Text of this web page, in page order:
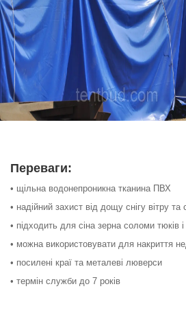
Переваги:
• щільна водонепроникна тканина ПВХ
• надійний захист від дощу снігу вітру та
• підходить для сіна зерна соломи тюків і
• можна використовувати для накриття
• посилені краї та металеві люверси
• термін служби до 7 років